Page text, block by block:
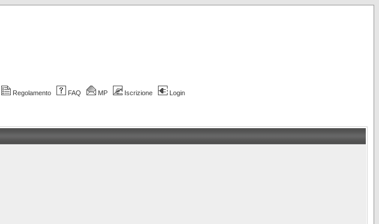
Regolamento FAQ MP Iscrizione Login